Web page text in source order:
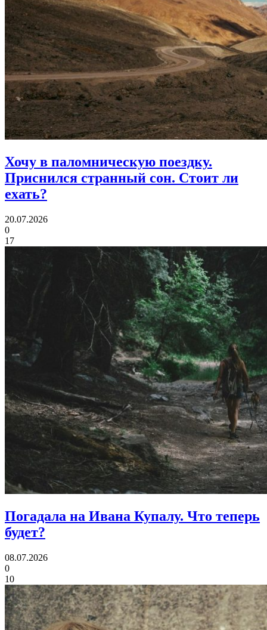
Хочу в паломническую поездку.
Приснился странный сон. Стоит ли
ехать?
20.07.2026
0
17
Погадала на Ивана Купалу. Что теперь
будет?
08.07.2026
0
10